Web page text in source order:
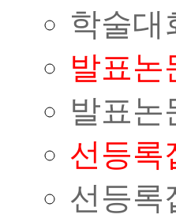
학술대
발표논
발표논
선등록
선등록